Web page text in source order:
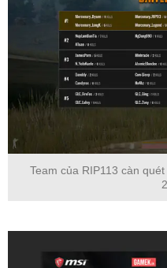
Team của RIP113 càn